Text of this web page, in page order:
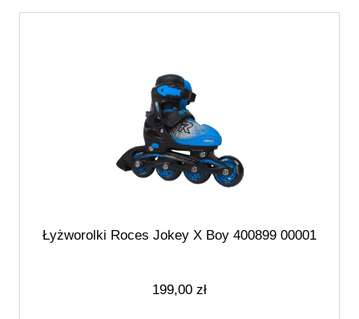
Łyżworolki Roces Jokey X Boy 400899 00001
199,00 zł